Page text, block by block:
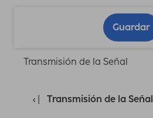
Guardar
Transmisión de la Señal
Transmisión de la Señal